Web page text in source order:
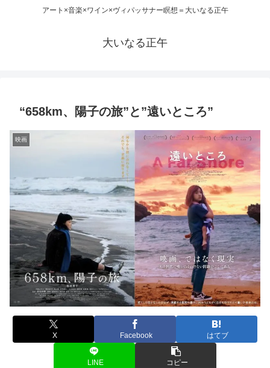
アート×音楽×ワイン×ヴィパッサナー瞑想＝大いなる正午
大いなる正午
“658km、陽子の旅”と”遠いところ”
映画
X Facebook はてブ
LINE コピー